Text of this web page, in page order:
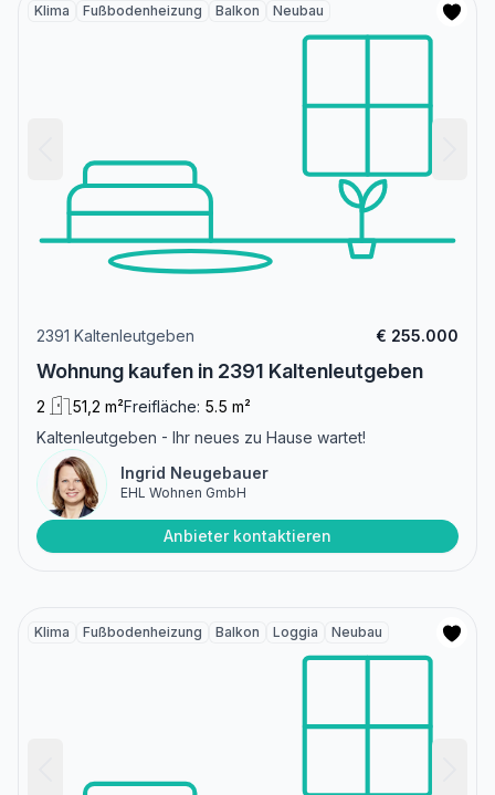
Klima Fußbodenheizung Balkon Neubau
2391 Kaltenleutgeben € 255.000
Wohnung kaufen in 2391 Kaltenleutgeben
2 51,2 m²Freifläche: 5.5 m²
Kaltenleutgeben - Ihr neues zu Hause wartet!
Ingrid Neugebauer
EHL Wohnen GmbH
Anbieter kontaktieren
Klima Fußbodenheizung Balkon Loggia Neubau